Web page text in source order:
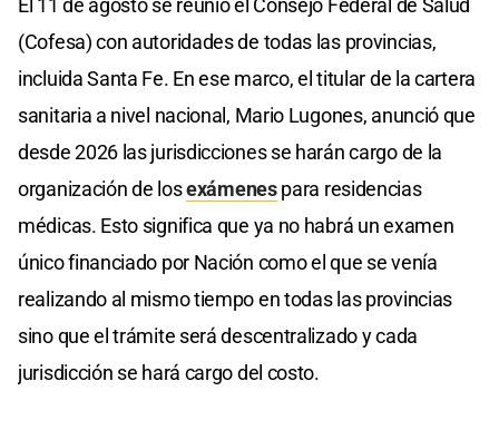
(Cofesa) con autoridades de todas las provincias,
incluida Santa Fe. En ese marco, el titular de la cartera
sanitaria a nivel nacional, Mario Lugones, anunció que
desde 2026 las jurisdicciones se harán cargo de la
organización de losexámenespara residencias
médicas. Esto significa que ya no habrá un examen
único financiado por Nación como el que se venía
realizando al mismo tiempo en todas las provincias
sino que el trámite será descentralizado y cada
jurisdicción se hará cargo del costo.